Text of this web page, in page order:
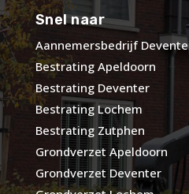
Snel naar
Aannemersbedrijf
Bestrating Apeldoorn
Bestrating Deventer
Bestrating Lochem
Bestrating Zutphen
Grondverzet Apeldoorn
Grondverzet Deventer